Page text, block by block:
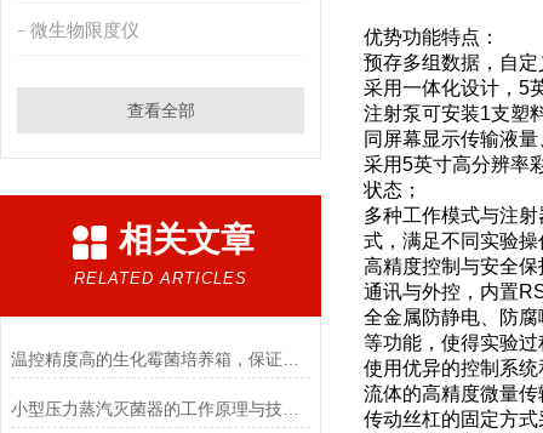
微生物限度仪
查看全部
相关文章
RELATED ARTICLES
小型压力蒸汽灭菌器的工作原理与技术优势概述
优势功能特点：
预存多组数据，自
采用一体化设计，5
注射泵可安装1支塑
同屏幕显示传输液
采用5英寸高分辨率
状态；
多种工作模式与注
式，满足不同实验操
高精度控制与安全
通讯与外控，内置
全金属防静电、防
等功能，使得实验
使用优异的控制系
流体的高精度微量
传动丝杠的固定方